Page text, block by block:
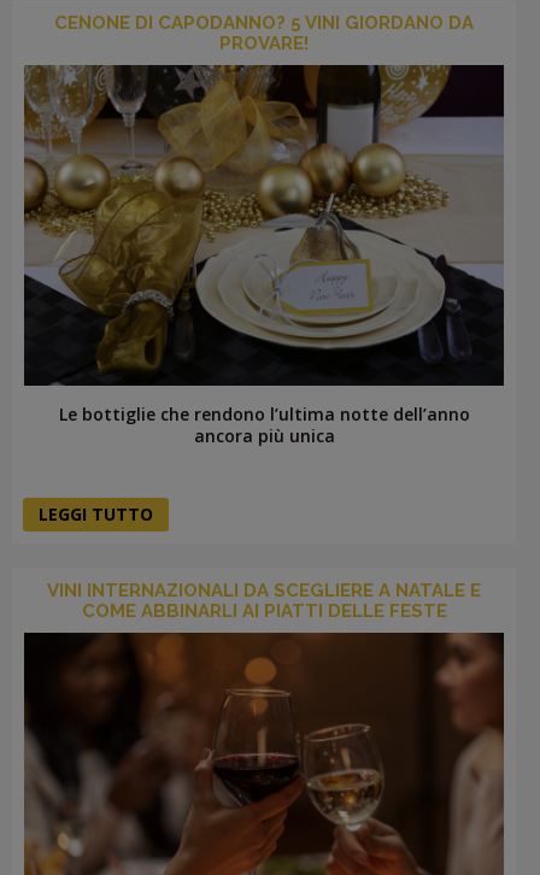
CENONE DI CAPODANNO? 5 VINI GIORDANO DA
PROVARE!
Le bottiglie che rendono l’ultima notte dell’anno
ancora più unica
LEGGI TUTTO
VINI INTERNAZIONALI DA SCEGLIERE A NATALE E
COME ABBINARLI AI PIATTI DELLE FESTE